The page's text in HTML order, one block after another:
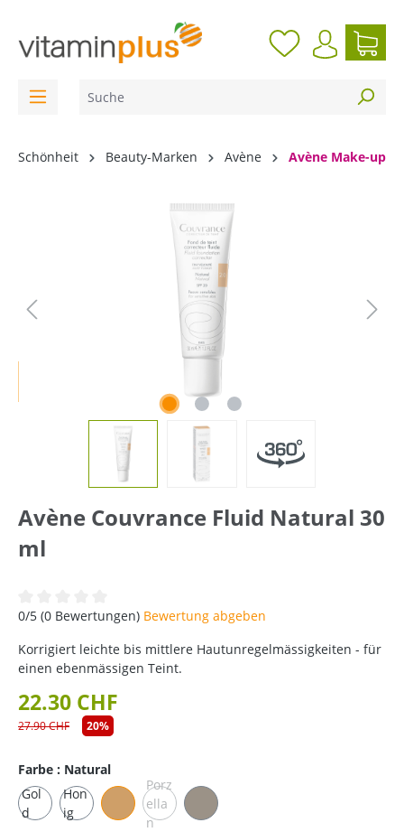
Schönheit Beauty-Marken Avène Avène Make-up
Avène Couvrance Fluid Natural 30
ml
Durchschnittliche Bewertung von 0 von 5 Sternen
0/5 (0 Bewertungen) Bewertung abgeben
Korrigiert leichte bis mittlere Hautunregelmässigkeiten - für
einen ebenmässigen Teint.
22.30 CHF
27.90 CHF 20%
Farbe : Natural
Gol
d
Hon
ig
Porz
ella
n